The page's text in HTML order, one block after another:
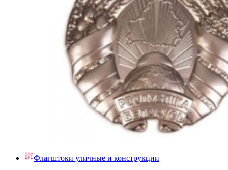
Флагштоки уличные и конструкции